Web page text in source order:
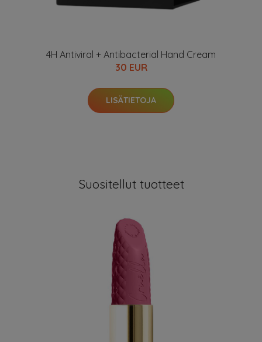
4H Antiviral + Antibacterial Hand Cream
30 EUR
LISÄTIETOJA
Suositellut tuotteet